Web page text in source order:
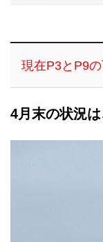
現在P3とP9
4月末の状況